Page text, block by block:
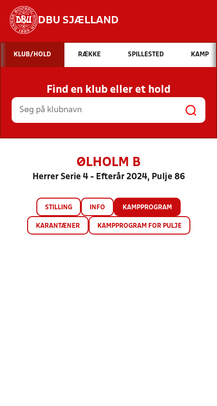
DBU SJÆLLAND
Hvad vil du søge efter?
INDHOLD OG NYHEDER
STILLINGER, RESULTATER, KLUBBER OG
HOLD
KLUB/HOLD RÆKKE SPILLESTED KAMP
Find en klub eller et hold
ØLHOLM B
Herrer Serie 4 - Efterår 2024, Pulje 86
STILLING INFO KAMPPROGRAM
KARANTÆNER KAMPPROGRAM FOR PULJE